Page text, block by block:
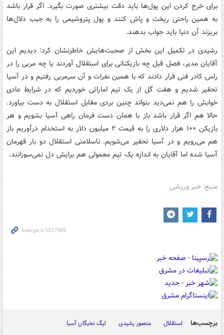
برای خرج کردن این پول‌ها باید دقت بیشتری صورت بگیرد. اگر قرار باشد
به همین راحتی ریخت و پاش کنند و پول پتروشیمی را به جیب دلال‌ها
بریزند آن دنیا باید جواب بدهند.
رشیدی در تکمیل این بخش از صحبت‌هایش خاطرنشان کرد: دیدیم این
آقایان مدیر، فصل قبل چه بازیکنانی برای استقلال آوردند یا چه مربی را در
راس کادر فنی قرار دادند که با همین نفرات و آن سرمربی رفتیم و در آسیا
تحقیر شدیم و هفت گل از یک تیم اماراتی خوردیم که در شرایط عادی
خوابش را هم نمی‌دید بتواند چنین بردی مقابل استقلال به دست بیاورد.
حالا هم اگر قرار باشد باز با همان دست فرمان راهی آسیا بشویم و هر
بازیکن ۱۰۰ هزار دلاری را به قیمت ۲ میلیون دلار به استخدام درآوریم باز
هم می‌رویم و در آسیا تحقیر می‌شویم. ناسلامتی استقلال دو بار قهرمان
آسیا شده اما آقایان به اندازه یک تیم معمولی هم برایش دل نمی‌سوزانند.
منبع: خبر ورزشی
برچسب‌ها استقلال منصور رشیدی لیگ نخبگان آسیا